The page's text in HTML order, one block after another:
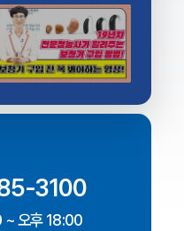
3100
오후 18:00